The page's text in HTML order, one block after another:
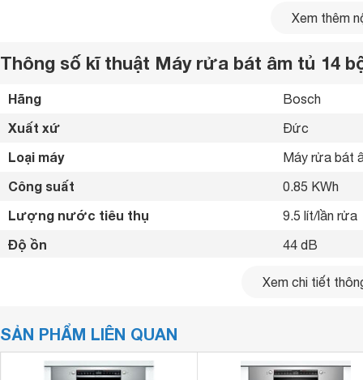
Xem thêm
Thông số kĩ thuật Máy rửa bát âm tủ 14
Hãng Bosch
Xuất xứ Đức
Loại máy Máy rửa bát
Công suất 0.85 KWh
Lượng nước tiêu thụ 9.5 lít/lần rửa
Độ ồn 44 dB
14 bộ
Chất liệu cửa
Bảng điều khiển
Xem chi tiết
SẢN PHẨM LIÊN QUAN